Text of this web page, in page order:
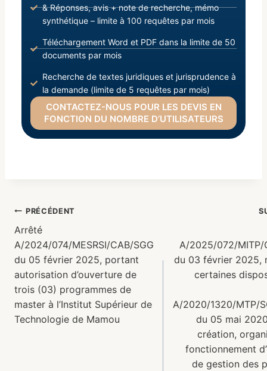
& Réponses, avis + note de recherche, mémo
synthétique – limite à 100 requêtes par mois
Téléchargement Word et PDF dans la limite de 50
documents par mois
Recherche de textes juridiques et jurisprudence à
la demande (limite de 5 requêtes par mois)
CONTACTEZ-NOUS POUR LES DEVIS EN
FONCTION DU NOMBRE D’UTILISATEURS
PRÉCÉDENT
Arrêté
A/2024/074/MESRSI/CAB/SGG
du 05 février 2025, portant
autorisation d’ouverture de
trois (03) programmes de
master à l’Institut Supérieur de
Technologie de Mamou
A/2025/072/MITP/
du 03 février 2025,
certaines
A/2020/1320/MTP/
du 05 mai
création,
fonctionnement
de gestion des